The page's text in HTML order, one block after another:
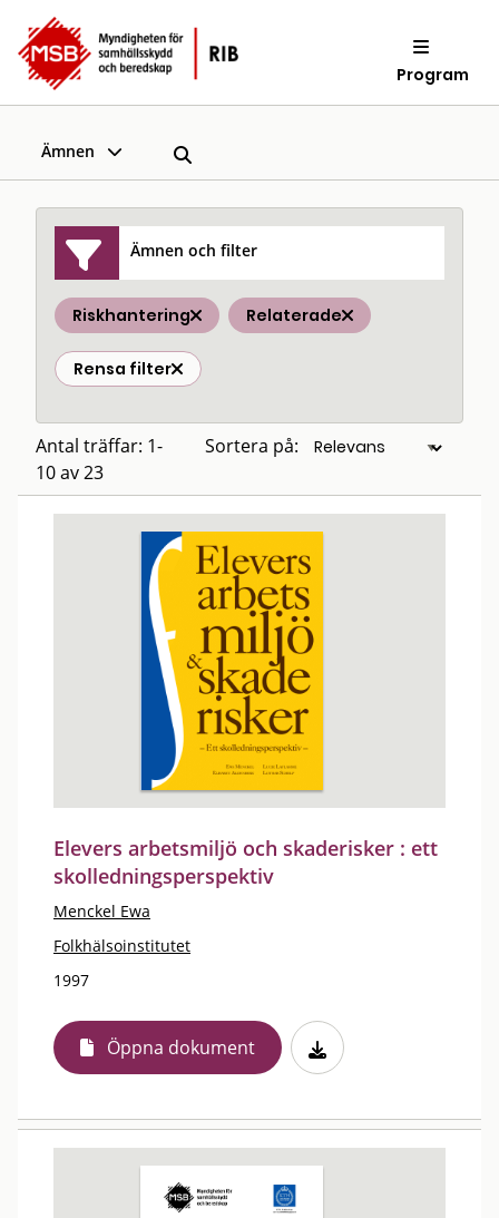
Program
Ämnen
Ämnen och filter
Riskhantering Relaterade
Rensa filter
Antal träffar: 1-
10 av 23
Sortera på:
Elevers arbetsmiljö och skaderisker : ett
skolledningsperspektiv
Menckel Ewa
Folkhälsoinstitutet
1997
Öppna dokument